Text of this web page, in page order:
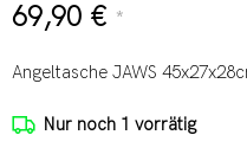
69,90 € *
Angeltasche JAWS
Nur noch 1 vorrätig